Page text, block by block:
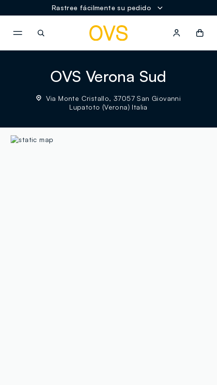
Rastree fácilmente su pedido
OVS Verona Sud
Via Monte Cristallo, 37057 San Giovanni
Lupatoto (Verona) Italia